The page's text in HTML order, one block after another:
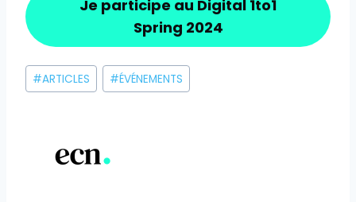
Je participe au Digital 1to1
Spring 2024
Étiquettes
de
#ARTICLES #ÉVÉNEMENTS